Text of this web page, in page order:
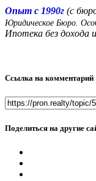
Опыт с 1990г (с
Юридическое Бюро.
Ипотека без дохода
Ссылка на комментарий
Поделиться на другие